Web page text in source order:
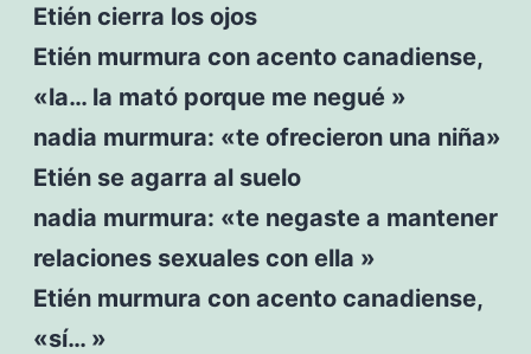
Etién cierra los ojos
Etién murmura con acento canadiense,
«la… la mató porque me negué »
nadia murmura: «te ofrecieron una niña»
Etién se agarra al suelo
nadia murmura: «te negaste a mantener
relaciones sexuales con ella »
Etién murmura con acento canadiense,
«sí… »